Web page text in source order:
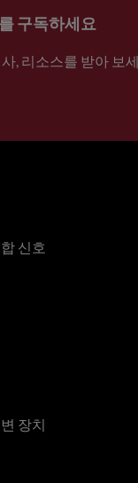
구독하세요
, 리소스를 받아 보
신호
장치